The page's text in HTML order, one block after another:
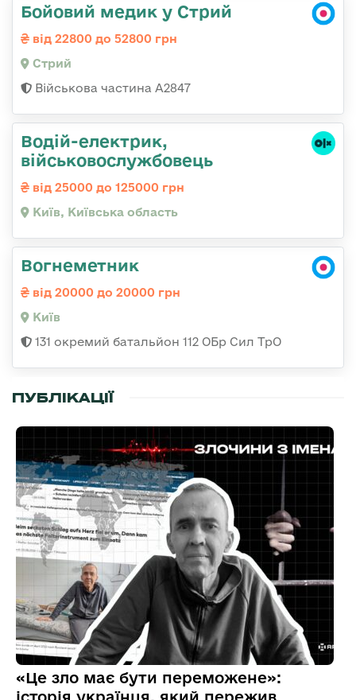
Бойовий медик у Стрий
від 22800 до 52800 грн
Стрий
Військова частина А2847
Водій-електрик,
військовослужбовець
від 25000 до 125000 грн
Київ, Київська область
Вогнеметник
від 20000 до 20000 грн
Київ
131 окремий батальйон 112 ОБр Сил ТрО
ПУБЛІКАЦІЇ
«Це зло має бути переможене»: